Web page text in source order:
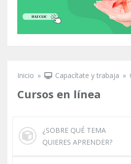
Inicio » Capacítate y trabaja »
Cursos en línea
¿SOBRE QUÉ TEMA
QUIERES APRENDER?